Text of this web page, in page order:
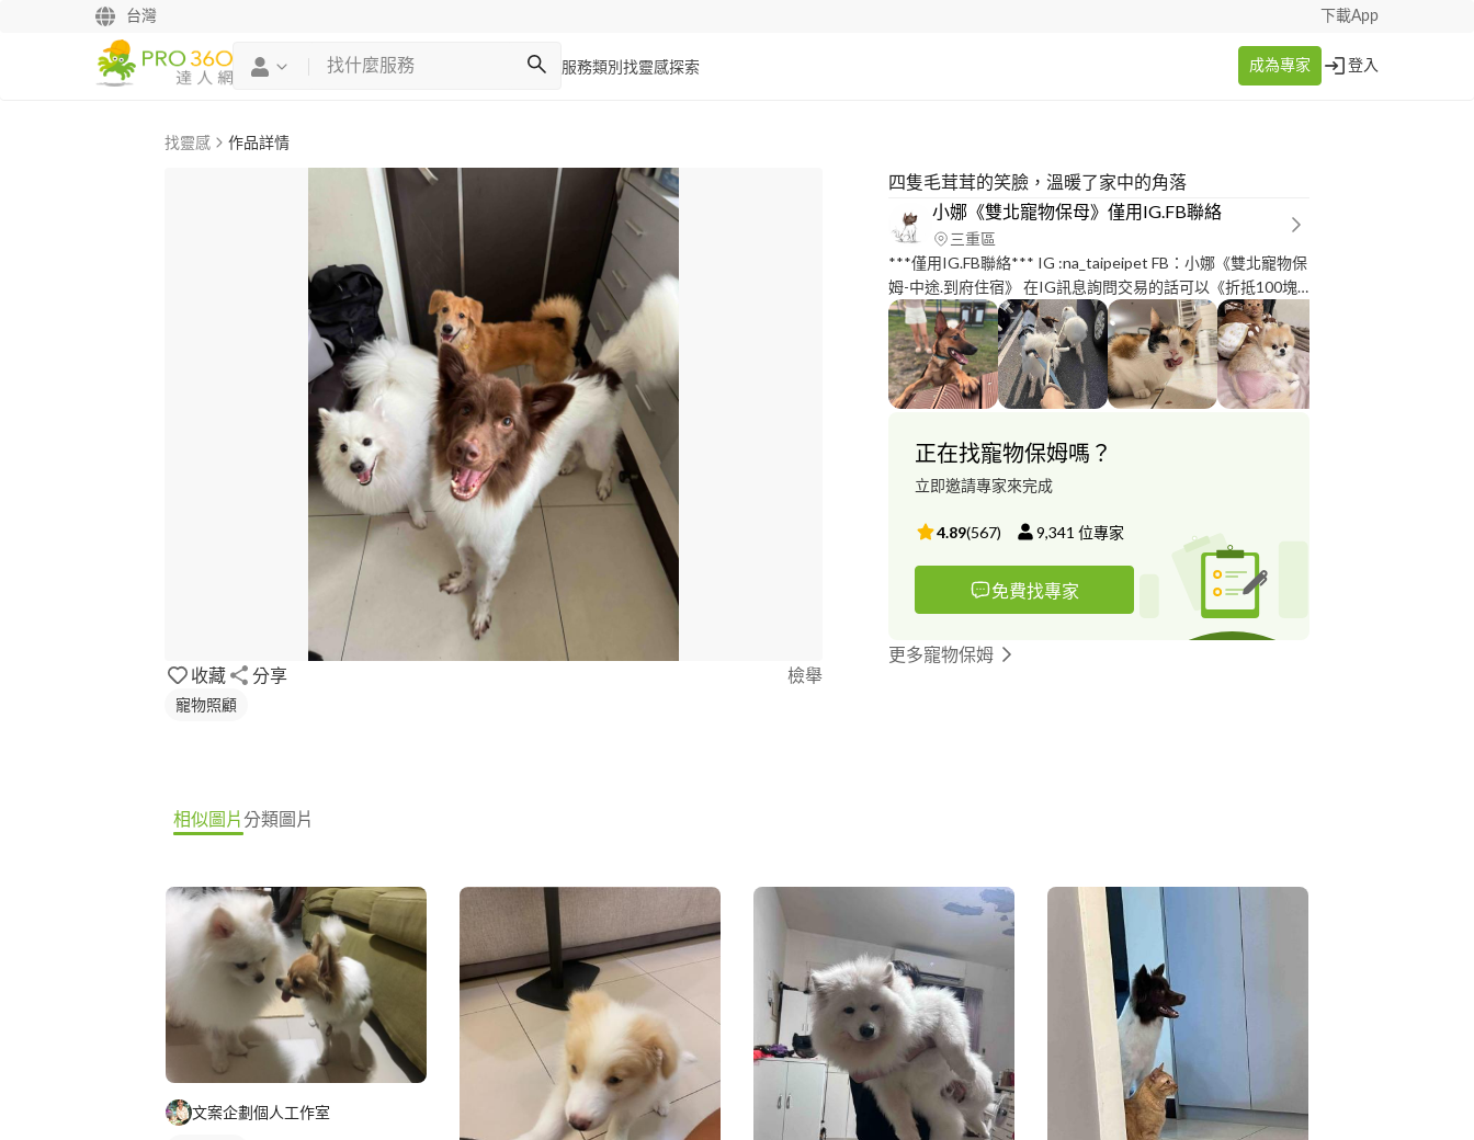
台灣 下載App
服務類別 找靈感探索 成為專家 登入
找靈感 作品詳情
收藏 分享 檢舉
寵物照顧
四隻毛茸茸的笑臉，溫暖了家中的角落
小娜《雙北寵物保母》僅用IG.FB聯絡
三重區
***僅用IG.FB聯絡*** IG :na_taipeipet FB：小娜《雙北寵物保
姆-中途.到府住宿》 在IG訊息詢問交易的話可以《折抵100塊
服務費》 五年經驗的全職保姆經驗目前任在職五年內也有陸續
進行送養貓狗服務 同時也有為年紀較長的貓咪進行到府照護一
年半的經 驗 服務過各種個性體型的寶貝們 敏感較無法接受外
人的狗狗也可以進行討論會面地區位於新北市三重蘆洲區，雙
北區域皆可提供服務 - 服務項目： 《居家住宿》 服務對象：全
片狀態回報、狗狗的外出上廁所散步 可另外加購服務：有分離
焦慮需24小時貼身陪伴、飼料及鮮食（選擇及品項不多建議自
論? 私訊討論需求及寵物狀態後會進行量身計畫報價 ⚠️恕無法
接待：過度吠叫、主動攻擊貓狗者 ⚠️無提前告知個性造成嚴重
象：全體型犬種、貓、鼠類、爬寵 基礎服務有每日餵食、清理
排泄環境、拍攝照片及狀況回報 可另外選擇附加服務：視個性
進行陪玩（如緊張不強迫）基礎身體護理、外出散步（僅限狗
正在找寵物保姆嗎？
立即邀請專家來完成
4.89(567) 9,341 位專家
免費找專家
更多寵物保姆
相似圖片分類圖片
文案企劃個人工作室